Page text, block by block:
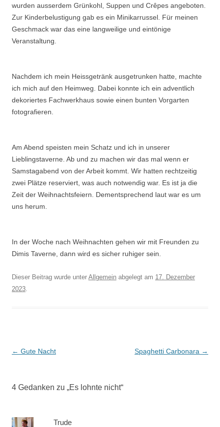
wurden ausserdem Grünkohl, Suppen und Crêpes angeboten.
Zur Kinderbelustigung gab es ein Minikarrussel. Für meinen
Geschmack war das eine langweilige und eintönige
Veranstaltung.
Nachdem ich mein Heissgetränk ausgetrunken hatte, machte
ich mich auf den Heimweg. Dabei konnte ich ein adventlich
dekoriertes Fachwerkhaus sowie einen bunten Vorgarten
fotografieren.
Am Abend speisten mein Schatz und ich in unserer
Lieblingstaverne. Ab und zu machen wir das mal wenn er
Samstagabend von der Arbeit kommt. Wir hatten rechtzeitig
zwei Plätze reserviert, was auch notwendig war. Es ist ja die
Zeit der Weihnachtsfeiern. Dementsprechend laut war es um
uns herum.
In der Woche nach Weihnachten gehen wir mit Freunden zu
Dimis Taverne, dann wird es sicher ruhiger sein.
Dieser Beitrag wurde unter Allgemein abgelegt am 17. Dezember
2023.
Beitrags-
← Gute Nacht Spaghetti Carbonara →
4 Gedanken zu „Es lohnte nicht“
Trude